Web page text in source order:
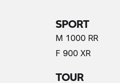
SPORT
M 1000 RR
F 900 XR
TOUR